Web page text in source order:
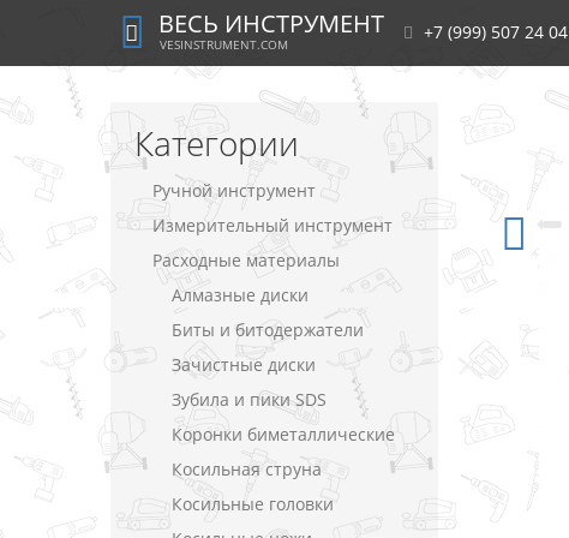
ВЕСЬ ИНСТРУМЕНТ
VESINSTRUMENT.COM
+7 (999) 507 24 04
Категории
Ручной инструмент
Измерительный инструмент
Расходные материалы
Алмазные диски
Биты и битодержатели
Зачистные диски
Зубила и пики SDS
Коронки биметаллические
Косильная струна
Косильные головки